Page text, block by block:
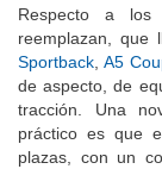
Respecto a
reemplazan,
Sportback ,A5
de aspecto, de
tracción. Una
práctico es que
plazas, con un